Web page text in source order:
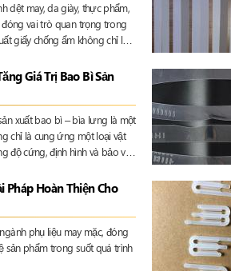
dệt may, da giày, thực phẩm,
vai trò quan trọng trong
giấy chống ẩm không chỉ là
nghiệp.
Giá Trị Bao Bì Sản
xuất bao bì – bìa lưng là một
chỉ là cung ứng một loại vật
độ cứng, định hình và bảo vệ
Pháp Hoàn Thiện Cho
phụ liệu may mặc, đóng
sản phẩm trong suốt quá trình